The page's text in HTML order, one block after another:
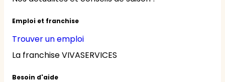
Emploi et franchise
Trouver un emploi
La franchise VIVASERVICES
Besoin d'aide